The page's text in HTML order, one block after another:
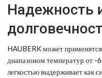
Надежность
HAUBERK может
диапазоном температур от -
легкостью выдерживает как